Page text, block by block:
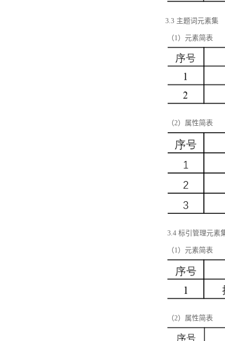
3.3 主题词元素集
（1）元素简表
（2）属性简表
3.4 标引管理元素
（1）元素简表
（2）属性简表